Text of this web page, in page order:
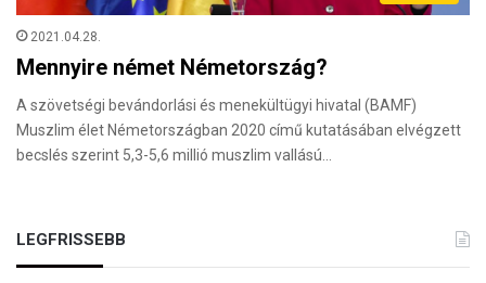
2021.04.28.
Mennyire német Németország?
A szövetségi bevándorlási és menekültügyi hivatal (BAMF)
Muszlim élet Németországban 2020 című kutatásában elvégzett
becslés szerint 5,3-5,6 millió muszlim vallású…
LEGFRISSEBB